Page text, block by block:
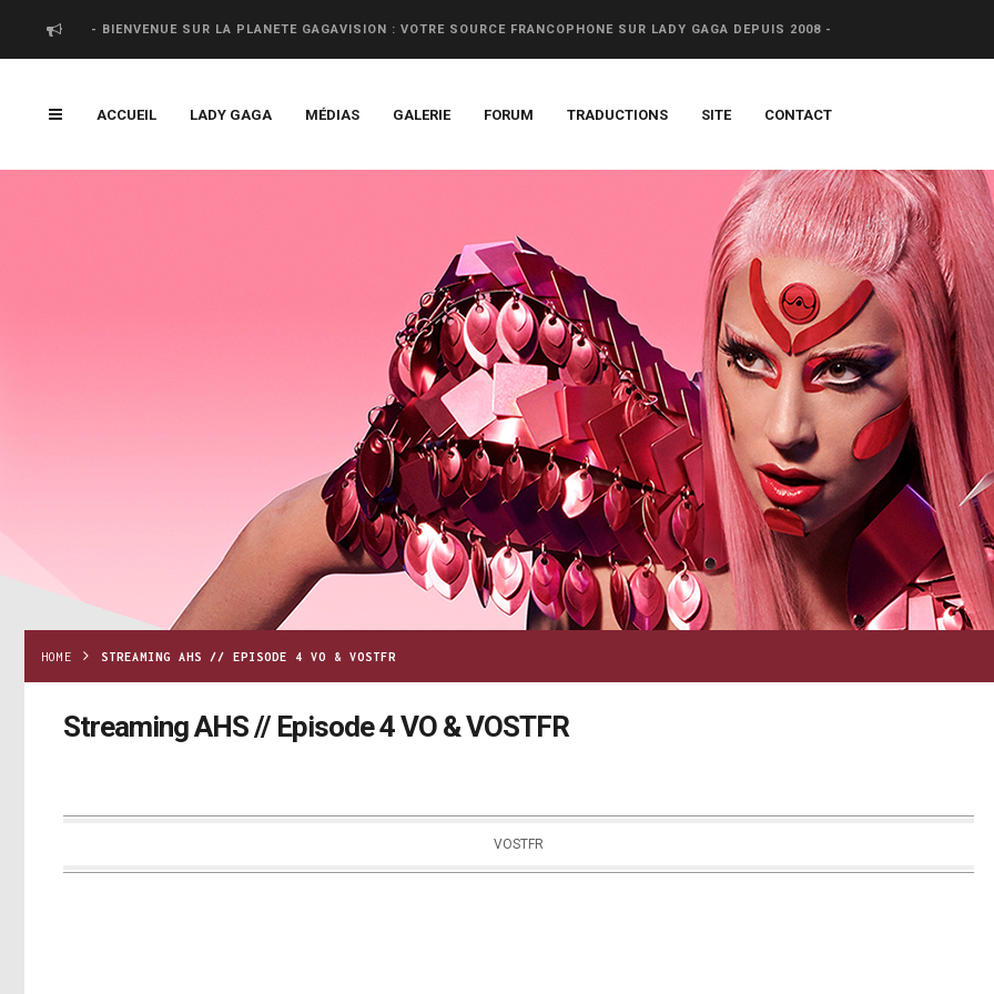
- BIENVENUE SUR LA PLANETE GAGAVISION : VOTRE SOURCE FRANCOPHONE SUR LADY GAGA DEPUIS 2008 -
ACCUEIL LADY GAGA MÉDIAS GALERIE FORUM TRADUCTIONS SITE CONTACT
HOME STREAMING AHS // EPISODE 4 VO & VOSTFR
Streaming AHS // Episode 4 VO & VOSTFR
VOSTFR